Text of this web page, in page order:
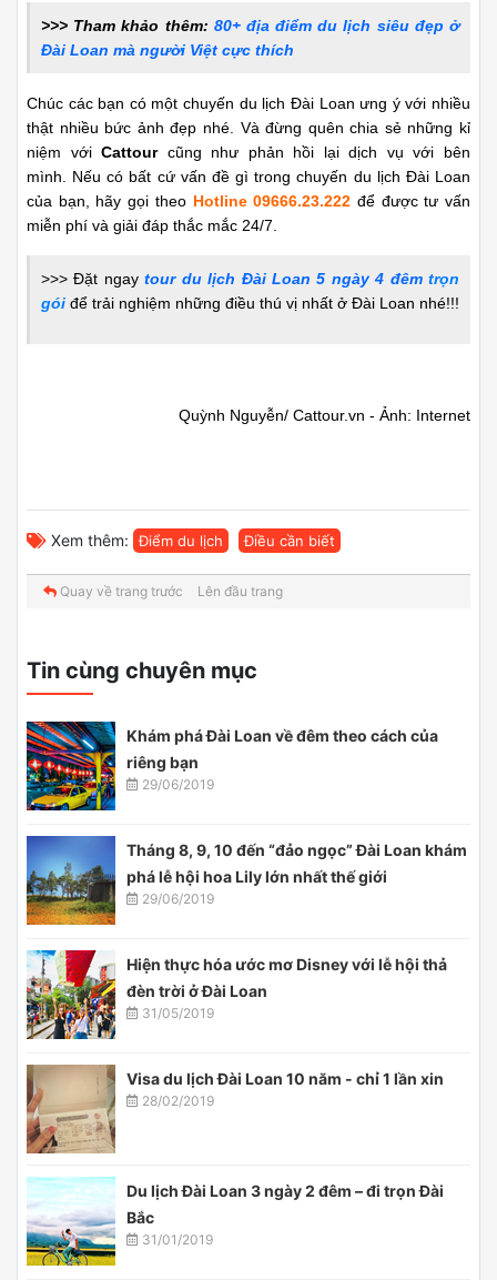
>>> Tham khảo thêm: 80+ địa điểm du lịch siêu đẹp ở
Đài Loan mà người Việt cực thích
Chúc các bạn có một chuyến du lịch Đài Loan ưng ý với nhiều
thật nhiều bức ảnh đẹp nhé. Và đừng quên chia sẻ những kỉ
niệm vớiCattour cũng như phản hồi lại dịch vụ với bên
mình. Nếu có bất cứ vấn đề gì trong chuyến du lịch Đài Loan
của bạn, hãy gọi theo Hotline 09666.23.222 để được tư vấn
miễn phí và giải đáp thắc mắc 24/7.
>>> Đặt ngaytour du lịch Đài Loan 5 ngày 4 đêmtrọn
gói để trải nghiệm những điều thú vị nhất ở Đài Loan nhé!!!
Quỳnh Nguyễn/ Cattour.vn - Ảnh: Internet
Xem thêm: Điểm du lịch Điều cần biết
Quay về trang trước Lên đầu trang
Tin cùng chuyên mục
Khám phá Đài Loan về đêm theo cách của
riêng bạn
29/06/2019
Tháng 8, 9, 10 đến “đảo ngọc” Đài Loan khám
phá lễ hội hoa Lily lớn nhất thế giới
29/06/2019
Hiện thực hóa ước mơ Disney với lễ hội thả
đèn trời ở Đài Loan
31/05/2019
Visa du lịch Đài Loan 10 năm - chỉ 1 lần xin
28/02/2019
Du lịch Đài Loan 3 ngày 2 đêm – đi trọn Đài
Bắc
31/01/2019